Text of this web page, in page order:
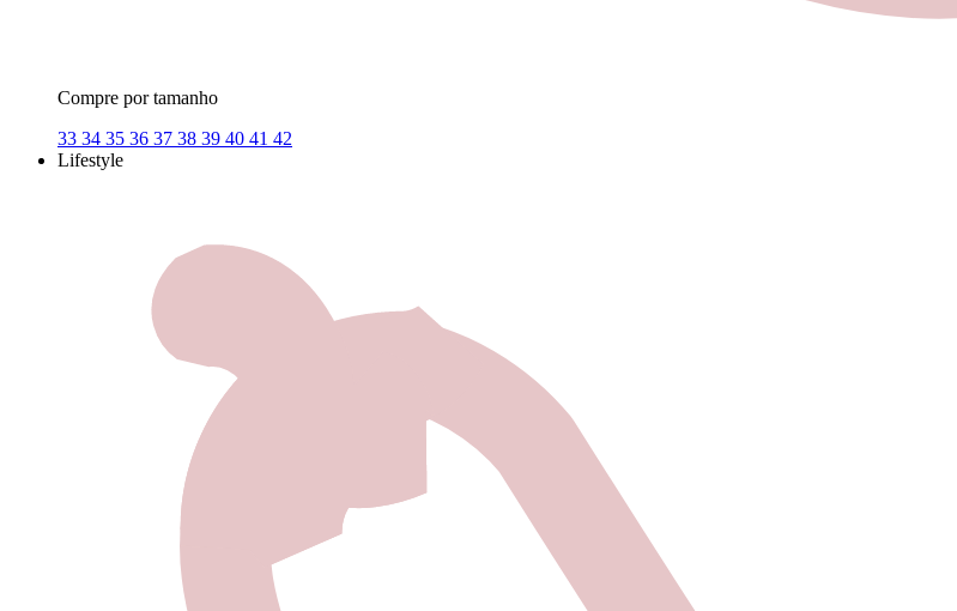
Compre por tamanho
33 34 35 36 37 38 39 40 41 42
Lifestyle